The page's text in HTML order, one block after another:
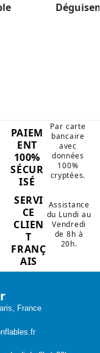
PAIEM
ENT
100%
SÉCUR
ISÉ
Par carte
bancaire
avec
données
100%
cryptées.
SERVI
CE
CLIEN
T
FRANÇ
AIS
Assistance
du Lundi au
Vendredi
de 8h à
20h.
France